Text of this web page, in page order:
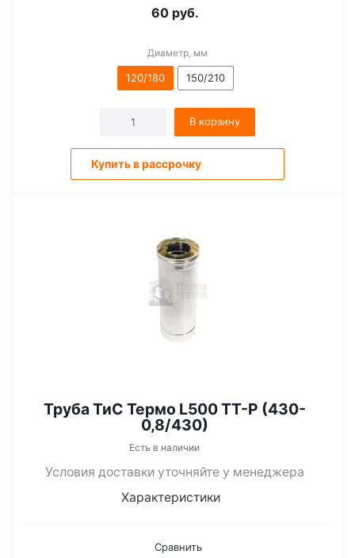
60руб.
Диаметр, мм
120/180 150/210
В корзину
Купить в рассрочку
Труба ТиС Термо L500 ТТ-Р (430-
0,8/430)
Есть в наличии
Условия доставки уточняйте у менеджера
Характеристики
Сравнить